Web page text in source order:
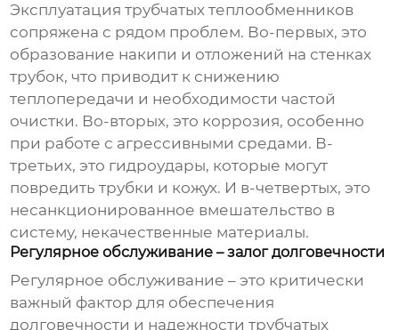
Эксплуатациятрубчатых теплообменников
сопряжена с рядом проблем. Во-первых, это
образование накипи и отложений на стенках
трубок, что приводит к снижению
теплопередачи и необходимости частой
очистки. Во-вторых, это коррозия, особенно
при работе с агрессивными средами. В-
третьих, это гидроудары, которые могут
повредить трубки и кожух. И в-четвертых, это
несанкционированное вмешательство в
систему, некачественные материалы.
Регулярное обслуживание – залог долговечности
Регулярное обслуживание – это критически
важный фактор для обеспечения
долговечности и надежноститрубчатых